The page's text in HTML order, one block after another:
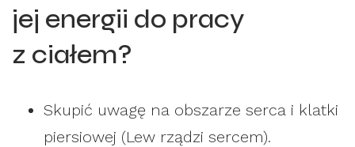
jej energii do pracy
z ciałem?
Skupić uwagę na obszarze serca i klatki
piersiowej (Lew rządzi sercem).